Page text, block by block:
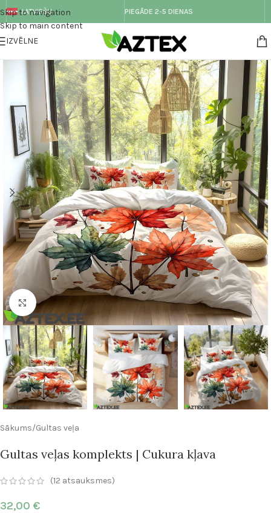
Skip to navigation
Skip to main content
LATVIEŠU PIEGĀDE 2-5 DIENAS
IZVĒLNE
Click to enlarge
Sākums/Gultas veļa
Gultas veļas komplekts | Cukura kļava
(12 atsauksmes)
32,00 €